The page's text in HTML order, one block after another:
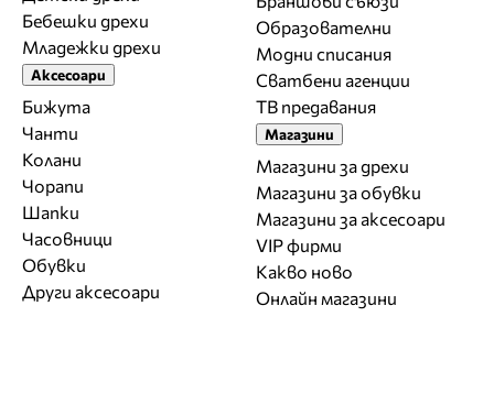
Бебешки дрехи
Младежки дрехи
Аксесоари
Бижута
Чанти
Колани
Чорапи
Шапки
Часовници
Обувки
Други аксесоари
Образователни
Модни списания
Сватбени агенции
ТВ предавания
Магазини
Магазини за дрехи
Магазини за обувки
Магазини за aксесоари
VIP фирми
Какво ново
Онлайн магазини